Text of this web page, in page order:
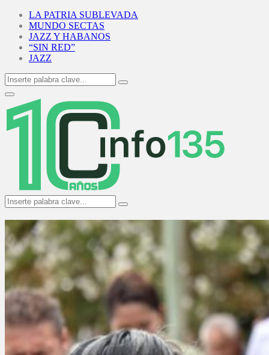
LA PATRIA SUBLEVADA
MUNDO SECTAS
JAZZ Y HABANOS
“SIN RED”
JAZZ
Search
for:
Search
Primary
Menu
Search
for:
Search